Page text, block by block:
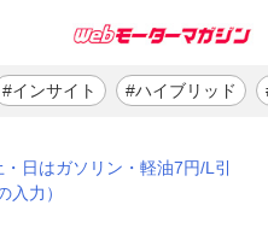
#インサイト #ハイブリッド
日はガソリン・軽油7円/L引
入力）